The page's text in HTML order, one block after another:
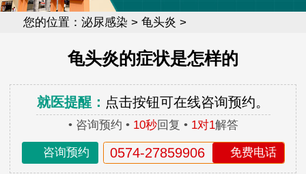
您的位置： 泌尿感染 > 龟头炎 >
龟头炎的症状是怎样的
就医提醒： 点击按钮可在线咨询预约。
• 咨询预约 • 10秒回复 • 1对1解答
咨询预约 0574-27859906 免费电话